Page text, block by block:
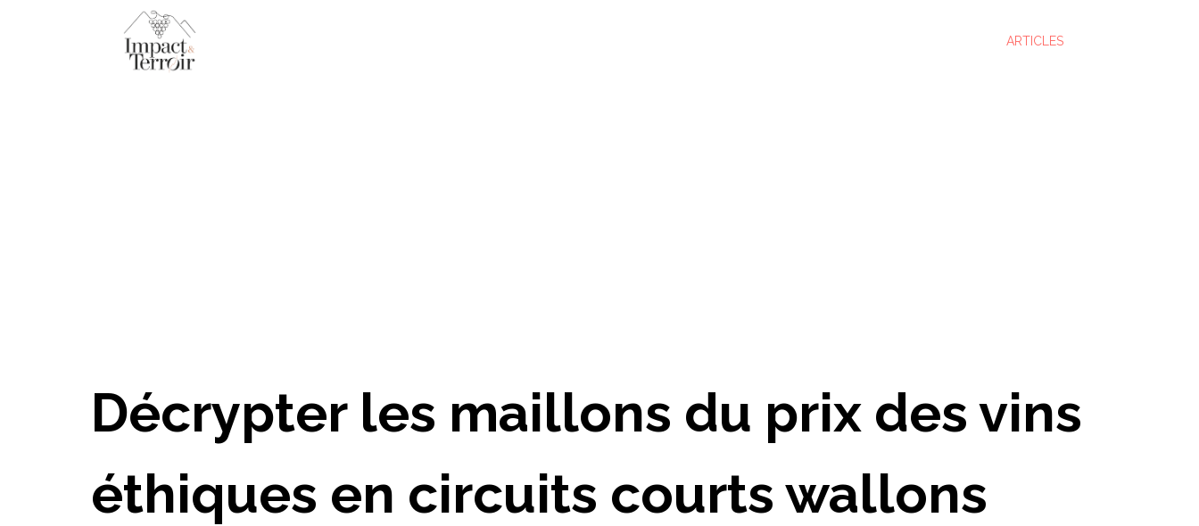
ARTICLES
Décrypter les maillons du prix des vins
éthiques en circuits courts wallons